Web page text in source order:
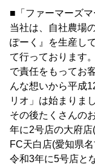
■「ファーマーズ
当社は、自社農場
ぽーく』を生産し
て行っております
で責任をもってお
んな想いから平成
リオ」は始まりまし
その後たくさんの
年に2号店の大府
FC天白店(愛知県
令和3年に5号店と